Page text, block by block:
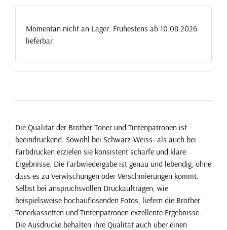
Momentan nicht an Lager. Frühestens ab 10.08.2026
lieferbar
Die Qualität der Brother Toner und Tintenpatronen ist
beeindruckend. Sowohl bei Schwarz-Weiss- als auch bei
Farbdrucken erzielen sie konsistent scharfe und klare
Ergebnisse. Die Farbwiedergabe ist genau und lebendig, ohne
dass es zu Verwischungen oder Verschmierungen kommt.
Selbst bei anspruchsvollen Druckaufträgen, wie
beispielsweise hochauflösenden Fotos, liefern die Brother
Tonerkassetten und Tintenpatronen exzellente Ergebnisse.
Die Ausdrucke behalten ihre Qualität auch über einen